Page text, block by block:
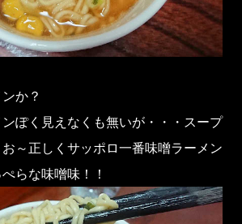
か？
ぽく見えなくも無いが・・・スープ
～正しくサッポロ一番味噌ラーメン
らな味噌味！！